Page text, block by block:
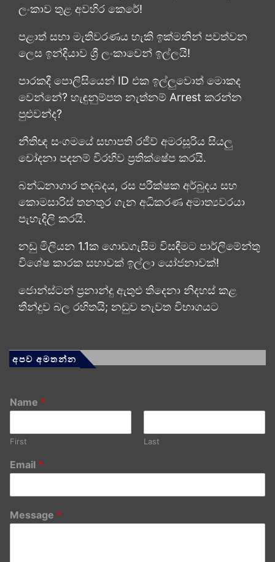
ලංකාව තුළ අවහිර කෙරේ!
පළාත් සභා මැතිවරණය හැකි ඉක්මනින් පවත්වන
ලෙස ඉන්දියාව ශ්‍රී ලංකාවෙන් ඉල්ලයි!
පාරකදී පොලිසියෙන් ID එක ඉල්ලුවොත් මොකද
වෙන්නේ? හැඳුනුම්පත නැත්නම් Arrest කරන්න
පුළුවන්ද?
නීතිඥ සංගමයේ සභාපති රජීව් අමරසූරිය සියලු
චෝදනා පදනම් විරහිව ප්‍රතික්ෂේප කරයි.
බන්ධනාගාර තදබදය, රස පරීක්ෂක අර්බුදය සහ
කොමසාරිස් තනතුර ගැන අධිකරණ අමාත්‍යවරයා
පැහැදිලි කරයි.
නඩු මිලියන 1.1ක ගොඩගැසීම විසඳීමට පාර්ලිමේන්තු
විශේෂ කාරක සභාවක් ඉල්ලා යෝජනාවක්!
ජොන්ස්ටන් ප්‍රනාන්දු ඇතුළු තිදෙනා නිදහස් කළ
තීන්දුව බල රහිතයි; නඩුව නැවත විභාගයට
අපව අමතන්න
Name *
First Last
Email *
Message *